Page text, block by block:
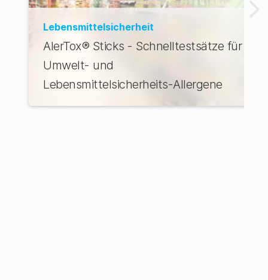
Lebensmittelsicherheit
AlerTox® Sticks - Schnelltestsätze für
Umwelt- und
Lebensmittelsicherheits-Allergene